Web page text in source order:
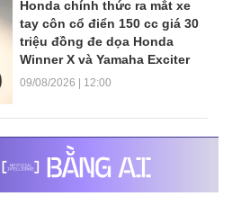
Honda chính thức ra mắt xe
tay côn cổ điển 150 cc giá 30
triệu đồng đe dọa Honda
Winner X và Yamaha Exciter
09/08/2026 | 12:00